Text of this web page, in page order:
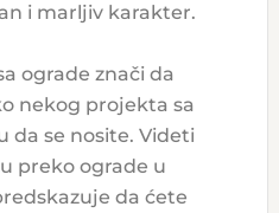
i marljiv karakter.
ograde znači da
nekog projekta sa
da se nosite. Videti
preko ograde u
da ćete